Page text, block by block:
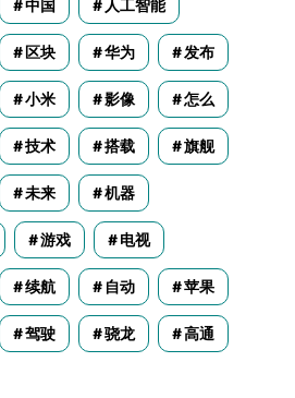
中国 人工智能
区块 华为 发布
小米 影像 怎么
技术 搭载 旗舰
未来 机器
游戏 电视
续航 自动 苹果
驾驶 骁龙 高通